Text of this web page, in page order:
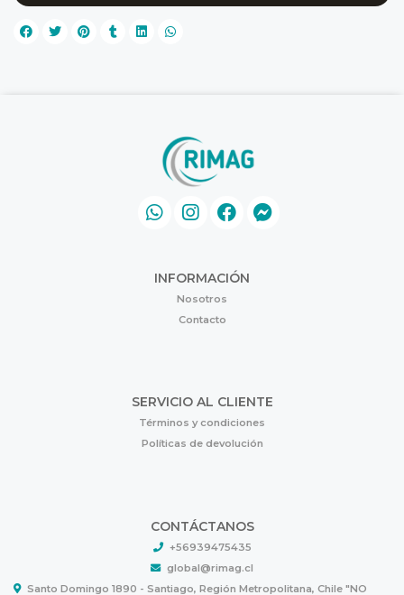
INFORMACIÓN
Nosotros
Contacto
SERVICIO AL CLIENTE
Términos y condiciones
Políticas de devolución
CONTÁCTANOS
+56939475435
global@rimag.cl
Santo Domingo 1890 - Santiago, Región Metropolitana, Chile "NO